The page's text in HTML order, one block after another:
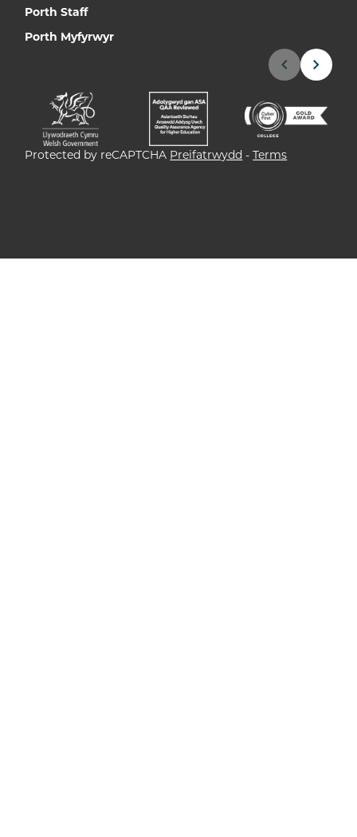
Porth Staff
Porth Myfyrwyr
Protected by reCAPTCHA Preifatrwydd -Terms